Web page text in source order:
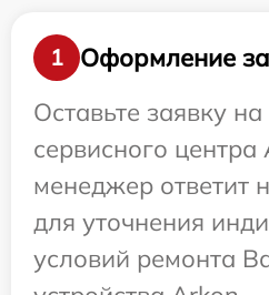
1
Оформление
Оставьте заявку на
сервисного
менеджер ответит
для уточнения
условий ремонта